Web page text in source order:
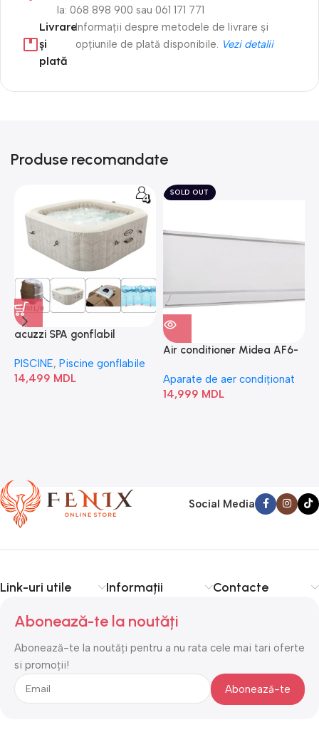
la: 068 898 900 sau 061 171 771
Livrare
și
plată
Informații despre metodele de livrare și
opțiunile de plată disponibile. Vezi detalii
Produse recomandate
acuzzi SPA gonflabil
Bubble” 28446
PISCINE, Piscine gonflabile
14,499 MDL
SOLD OUT
Air conditioner Midea AF6-
Aparate de aer condiționat
14,999 MDL
Social Media
Link-uri utile Informații Contacte
Abonează-te la noutăți
Abonează-te la noutăți pentru a nu rata cele mai tari oferte
si promoții!